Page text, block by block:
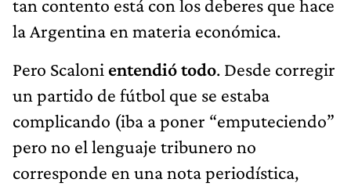
tan contento está con los deberes que hace
la Argentina en materia económica.
Pero Scaloni entendió todo. Desde corregir
un partido de fútbol que se estaba
complicando (iba a poner “emputeciendo”
pero no el lenguaje tribunero no
corresponde en una nota periodística,